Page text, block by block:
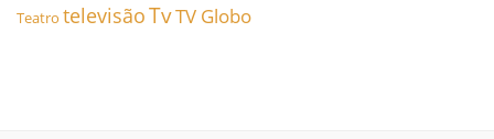
Teatro televisãoTvTV Globo